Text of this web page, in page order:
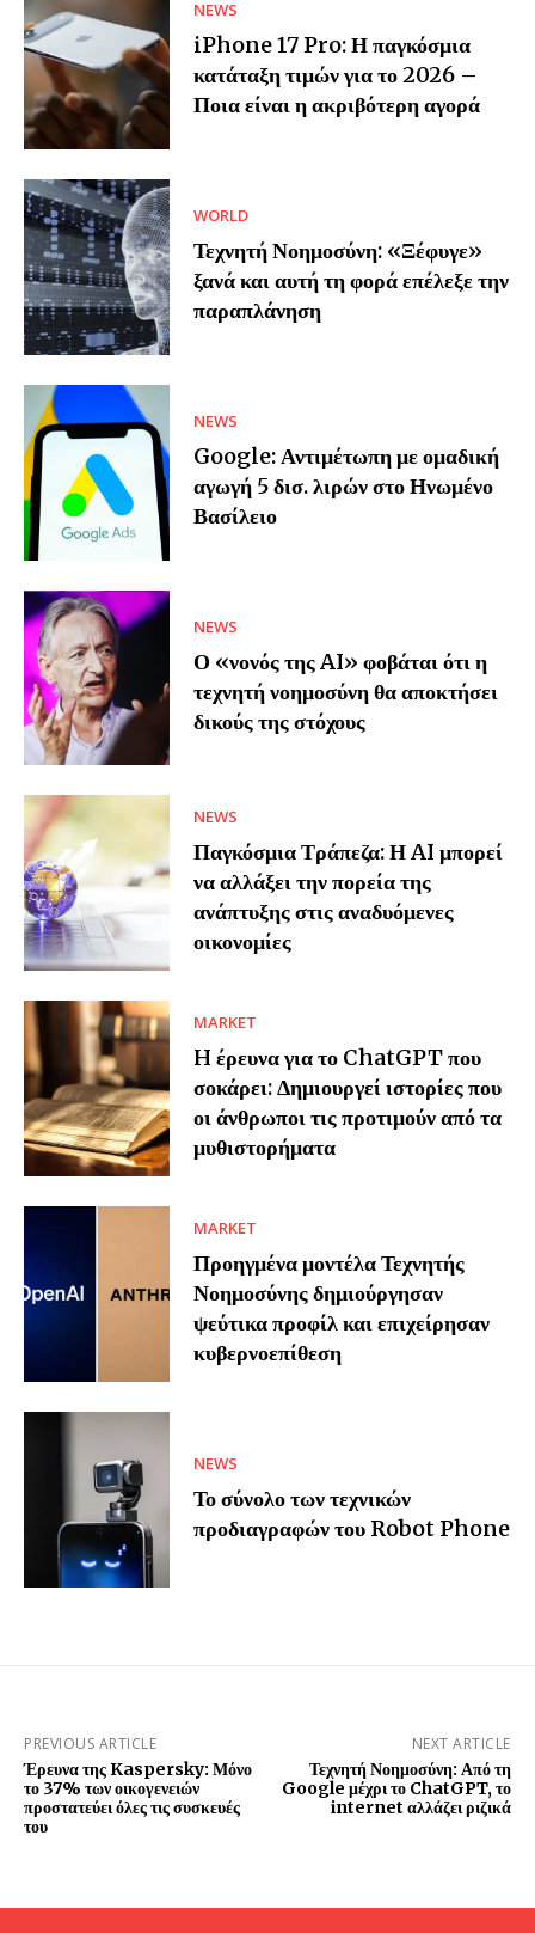
NEWS
iPhone 17 Pro: Η παγκόσμια
κατάταξη τιμών για το 2026 –
Ποια είναι η ακριβότερη αγορά
WORLD
Τεχνητή Νοημοσύνη: «Ξέφυγε»
ξανά και αυτή τη φορά επέλεξε την
παραπλάνηση
NEWS
Google: Αντιμέτωπη με ομαδική
αγωγή 5 δισ. λιρών στο Ηνωμένο
Βασίλειο
NEWS
Ο «νονός της AI» φοβάται ότι η
τεχνητή νοημοσύνη θα αποκτήσει
δικούς της στόχους
NEWS
Παγκόσμια Τράπεζα: Η AI μπορεί
να αλλάξει την πορεία της
ανάπτυξης στις αναδυόμενες
οικονομίες
MARKET
H έρευνα για το ChatGPT που
σοκάρει: Δημιουργεί ιστορίες που
οι άνθρωποι τις προτιμούν από τα
μυθιστορήματα
MARKET
Προηγμένα μοντέλα Τεχνητής
Νοημοσύνης δημιούργησαν
ψεύτικα προφίλ και επιχείρησαν
κυβερνοεπίθεση
NEWS
Το σύνολο των τεχνικών
προδιαγραφών του Robot Phone
PREVIOUS ARTICLE
Έρευνα της Kaspersky: Μόνο
το 37% των οικογενειών
προστατεύει όλες τις συσκευές
του
NEXT ARTICLE
Τεχνητή Νοημοσύνη: Από τη
Google μέχρι το ChatGPT, το
internet αλλάζει ριζικά